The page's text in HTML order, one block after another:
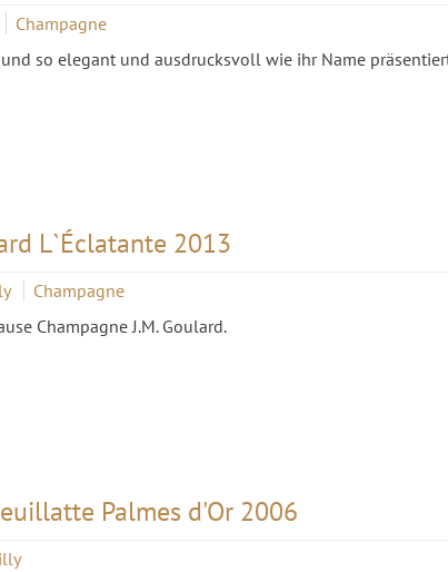
Champagne
so elegant und ausdrucksvoll wie ihr Name
L`Éclatante 2013
Champagne
Champagne J.M. Goulard.
Palmes d'Or 2006